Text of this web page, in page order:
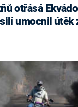
umocnil útěk